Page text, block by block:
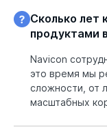
Сколько лет
продуктами
Navicon
это время мы
сложности, от
масштабных